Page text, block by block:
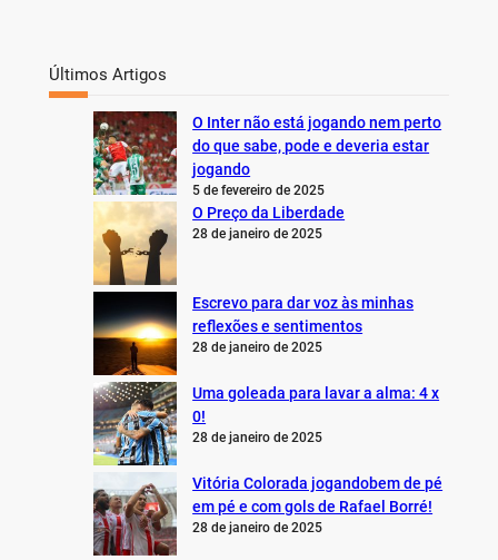
Últimos Artigos
O Inter não está jogando nem perto
do que sabe, pode e deveria estar
jogando
5 de fevereiro de 2025
O Preço da Liberdade
28 de janeiro de 2025
Escrevo para dar voz às minhas
reflexões e sentimentos
28 de janeiro de 2025
Uma goleada para lavar a alma: 4 x
0!
28 de janeiro de 2025
Vitória Colorada jogandobem de pé
em pé e com gols de Rafael Borré!
28 de janeiro de 2025